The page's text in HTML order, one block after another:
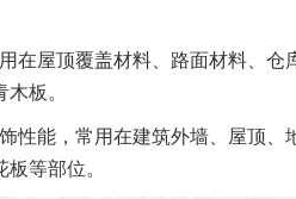
在屋顶覆盖材料、路面材料、
板。
性能，常用在建筑外墙、屋顶
等部位。